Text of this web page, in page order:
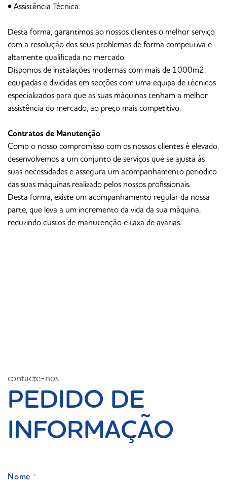
• Assistência Técnica.
Desta forma, garantimos ao nossos clientes o melhor serviço
com a resolução dos seus problemas de forma competitiva e
altamente qualificada no mercado.
Dispomos de instalações modernas com mais de 1000m2,
equipadas e divididas em secções com uma equipa de técnicos
especializados para que as suas máquinas tenham a melhor
assistência do mercado, ao preço mais competitivo.
Contratos de Manutenção
Como o nosso compromisso com os nossos clientes é elevado,
desenvolvemos a um conjunto de serviços que se ajusta às
suas necessidades e assegura um acompanhamento periódico
das suas máquinas realizado pelos nossos profissionais.
Desta forma, existe um acompanhamento regular da nossa
parte, que leva a um incremento da vida da sua máquina,
reduzindo custos de manutenção e taxa de avarias.
contacte-nos
PEDIDO DE
INFORMAÇÃO
Nome *